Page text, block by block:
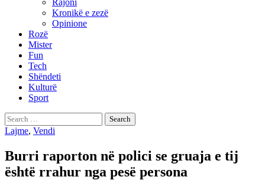
Rajoni
Kronikë e zezë
Opinione
Rozë
Mister
Fun
Tech
Shëndeti
Kulturë
Sport
Search
for:
Lajme, Vendi
Burri raporton në polici se gruaja e tij
është rrahur nga pesë persona